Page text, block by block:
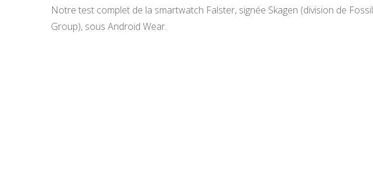
Notre test complet de la smartwatch Falster, signée Skagen (division de Fossil
Group), sous Android Wear.